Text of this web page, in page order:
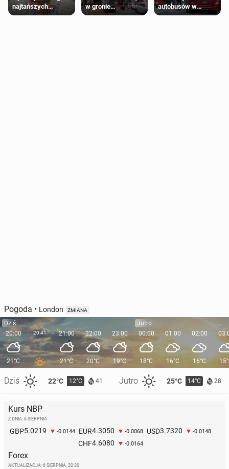
najtańszych
supermarketów
w gronie
najlepszych
autobusów w
Londynie
Pogoda • London ZMIANA
Dziś
20:00
21°C
Dziś 22°C 12°C 41 Jutro 25°C 14°C 28
20:41 21:00
21°C
22:00
20°C
23:00
19°C
Jutro
00:00
18°C
01:00
16°C
02:00
16°C
Kurs NBP
Z DNIA: 6 SIERPNIA
GBP5.0219 -0.0144 EUR4.3050 -0.0068 USD3.7320 -0.0148
CHF4.6080 -0.0164
Forex
AKTUALIZACJA: 6 SIERPNIA, 20:30